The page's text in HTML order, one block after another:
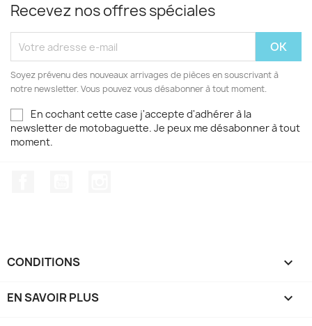
Recevez nos offres spéciales
Soyez prévenu des nouveaux arrivages de pièces en souscrivant à
notre newsletter. Vous pouvez vous désabonner à tout moment.
En cochant cette case j'accepte d'adhérer à la
newsletter de motobaguette. Je peux me désabonner à tout
moment.
CONDITIONS 
EN SAVOIR PLUS 